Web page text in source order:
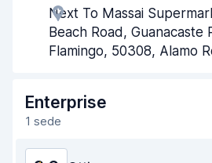
Rapidità del ritiro
Rapidità della riconsegna
Pulizia del veicolo
Condizioni dell'auto
Next To Massai
Beach Road, Guanacaste
Flamingo, 50308, Alamo
Enterprise
1 sede